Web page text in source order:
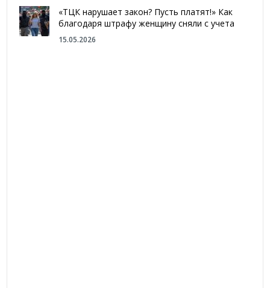
«ТЦК нарушает закон? Пусть платят!» Как
благодаря штрафу женщину сняли с учета
15.05.2026